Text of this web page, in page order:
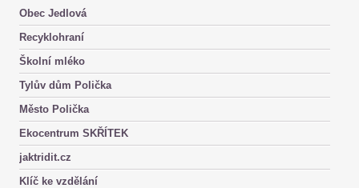
Obec Jedlová
Recyklohraní
Školní mléko
Tylův dům Polička
Město Polička
Ekocentrum SKŘÍTEK
jaktridit.cz
Klíč ke vzdělání